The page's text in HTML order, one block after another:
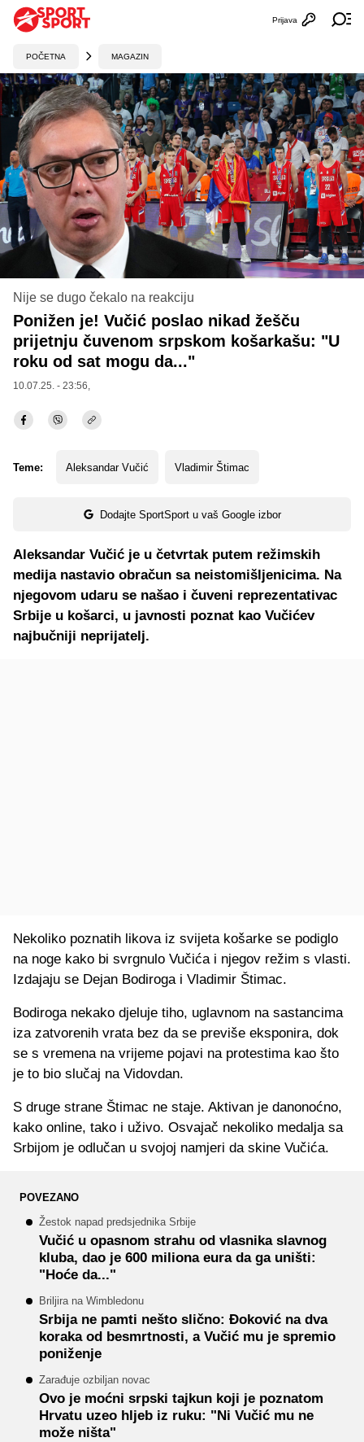
Otvori
Prijava
POČETNA MAGAZIN
Nije se dugo čekalo na reakciju
Ponižen je! Vučić poslao nikad žešču
prijetnju čuvenom srpskom košarkašu: "U
roku od sat mogu da..."
10.07.25. - 23:56,
Teme: Aleksandar Vučić Vladimir Štimac
Dodajte SportSport u vaš Google izbor
Aleksandar Vučić je u četvrtak putem režimskih
medija nastavio obračun sa neistomišljenicima. Na
njegovom udaru se našao i čuveni reprezentativac
Srbije u košarci, u javnosti poznat kao Vučićev
najbučniji neprijatelj.
Nekoliko poznatih likova iz svijeta košarke se podiglo
na noge kako bi svrgnulo Vučića i njegov režim s vlasti.
Izdajaju se Dejan Bodiroga i Vladimir Štimac.
Bodiroga nekako djeluje tiho, uglavnom na sastancima
iza zatvorenih vrata bez da se previše eksponira, dok
se s vremena na vrijeme pojavi na protestima kao što
je to bio slučaj na Vidovdan.
S druge strane Štimac ne staje. Aktivan je danonoćno,
kako online, tako i uživo. Osvajač nekoliko medalja sa
Srbijom je odlučan u svojoj namjeri da skine Vučića.
POVEZANO
Žestok napad predsjednika Srbije
Vučić u opasnom strahu od vlasnika slavnog
kluba, dao je 600 miliona eura da ga uništi:
"Hoće da..."
Briljira na Wimbledonu
Srbija ne pamti nešto slično: Đoković na dva
koraka od besmrtnosti, a Vučić mu je spremio
poniženje
Zarađuje ozbiljan novac
Ovo je moćni srpski tajkun koji je poznatom
Hrvatu uzeo hljeb iz ruku: "Ni Vučić mu ne
može ništa"